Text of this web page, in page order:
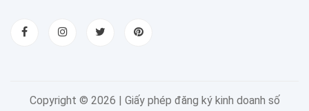
Copyright © 2026 | Giấy phép đăng ký kinh doanh số